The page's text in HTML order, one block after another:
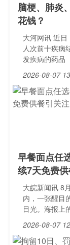
脑梗、肺炎
花钱？
大河网讯 近
人次前十疾病
发疾病的药品
2026-08-07
早餐面点任
续7天免费供
大皖新闻讯 8
内，一张醒目
目光。海报上
2026-08-07